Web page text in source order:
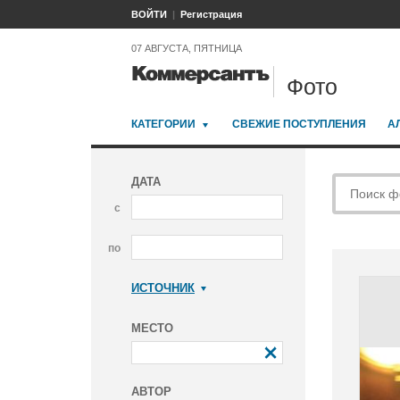
ВОЙТИ Регистрация
07 АВГУСТА, ПЯТНИЦА
Фото
КАТЕГОРИИ СВЕЖИЕ ПОСТУПЛЕНИЯ
ДАТА
с
по
ИСТОЧНИК
МЕСТО
АВТОР